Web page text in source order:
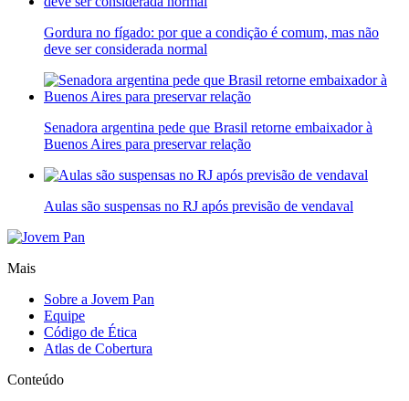
Gordura no fígado: por que a condição é comum, mas não
deve ser considerada normal
Senadora argentina pede que Brasil retorne embaixador à
Buenos Aires para preservar relação
Aulas são suspensas no RJ após previsão de vendaval
Mais
Sobre a Jovem Pan
Equipe
Código de Ética
Atlas de Cobertura
Conteúdo